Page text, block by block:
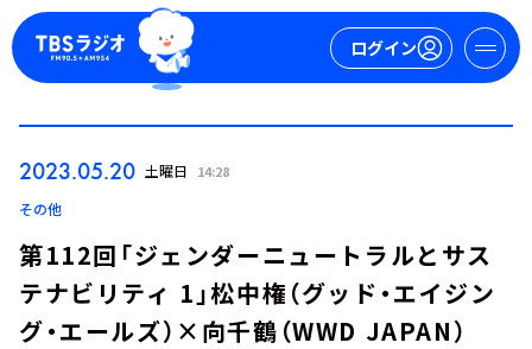
ログイン
2023.05.20 土曜日 14:28
その他
第112回「ジェンダーニュートラルとサス
テナビリティ 1」松中権（グッド・エイジン
グ・エールズ）×向千鶴（WWD JAPAN）